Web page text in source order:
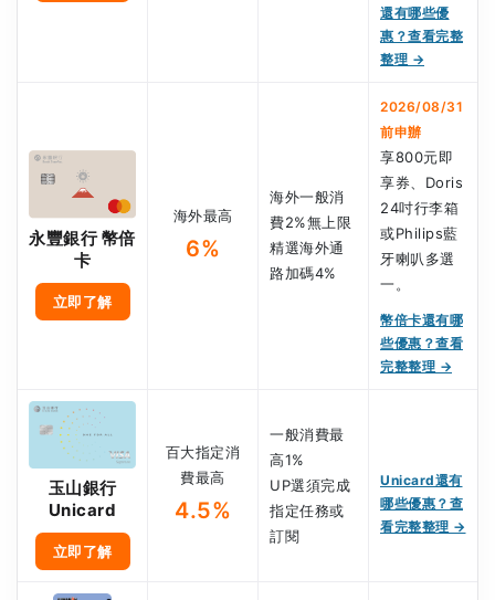
還有哪些優
惠？查看完整
整理 →
永豐銀行 幣倍
卡
立即了解
海外最高
6%
海外一般消
費2%無上限
精選海外通
路加碼4%
2026/08/31
前申辦
享800元即
享券、Doris
24吋行李箱
或Philips藍
牙喇叭多選
一。
幣倍卡還有哪
些優惠？查看
完整整理 →
玉山銀行
Unicard
立即了解
百大指定消
費最高
4.5%
一般消費最
高1%
UP選須完成
指定任務或
訂閱
Unicard還有
哪些優惠？查
看完整整理 →